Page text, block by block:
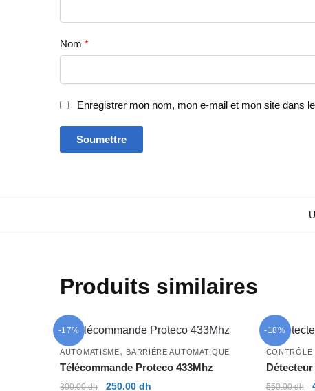
Nom*
Enregistrer mon nom, mon e-mail et mon site dans
Produits similaires
-17%
AUTOMATISME, BARRIÉRE AUTOMATIQUE
Télécommande Proteco 433Mhz
300.00dh Le
250.00dh
-18%
CONTRÔLE
550.00dh